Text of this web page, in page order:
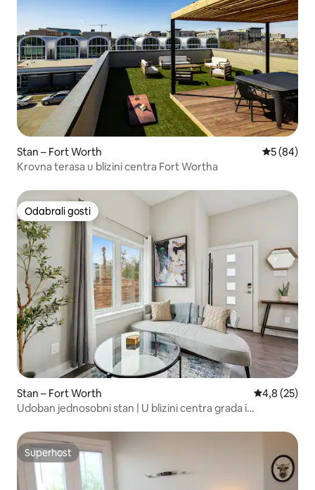
Stan – Fort Worth Prosječna
5 (84)
Krovna terasa u blizini centra Fort Wortha
Odabrali gosti
Odabrali gosti
Stan – Fort Worth Prosječna
4,8 (25)
Udoban jednosobni stan | U blizini centra grada i
Superhost
Superhost